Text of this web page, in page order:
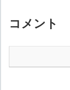
vbNewLin...
コメント